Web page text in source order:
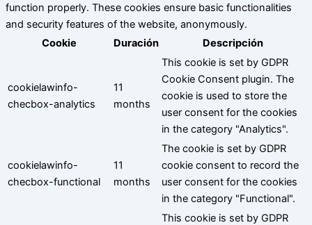
function properly. These cookies ensure basic functionalities
and security features of the website, anonymously.
Cookie
Duración Descripción
cookielawinfo-
checbox-analytics
11
months
This cookie is set by GDPR
Cookie Consent plugin. The
cookie is used to store the
user consent for the cookies
in the category "Analytics".
cookielawinfo-
checbox-functional
11
months
The cookie is set by GDPR
cookie consent to record the
user consent for the cookies
in the category "Functional".
This cookie is set by GDPR